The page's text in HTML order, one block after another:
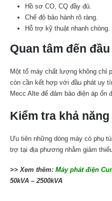
Hồ sơ CO, CQ đầy đủ.
Chế độ bảo hành rõ ràng.
Hỗ trợ kỹ thuật nhanh chóng.
Quan tâm đến
Một tổ máy chất lượng không chỉ
còn cần kết hợp với đầu phát uy
Mecc Alte để đảm bảo điện áp ổn
Kiểm tra khả
Ưu tiên những dòng máy có phụ
trợ tại địa phương nhằm giảm
>> Xem thêm: Máy phát điện
50kVA – 2500kVA